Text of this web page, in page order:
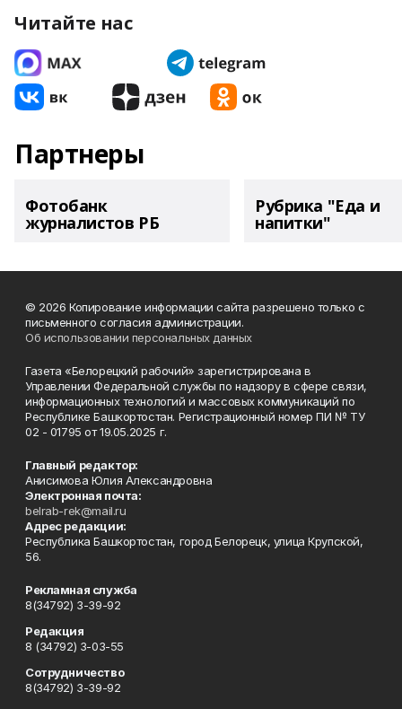
Читайте нас
Партнеры
Фотобанк
журналистов РБ
Рубрика "Еда и
напитки"
© 2026 Копирование информации сайта разрешено только с
письменного согласия администрации.
Об использовании персональных данных
Газета «Белорецкий рабочий» зарегистрирована в
Управлении Федеральной службы по надзору в сфере связи,
информационных технологий и массовых коммуникаций по
Республике Башкортостан. Регистрационный номер ПИ № ТУ
02 - 01795 от 19.05.2025 г.
Главный редактор:
Анисимова Юлия Александровна
Электронная почта:
belrab-rek@mail.ru
Адрес редакции:
Республика Башкортостан, город Белорецк, улица Крупской,
56.
Рекламная служба
8(34792) 3-39-92
Редакция
8 (34792) 3-03-55
Сотрудничество
8(34792) 3-39-92